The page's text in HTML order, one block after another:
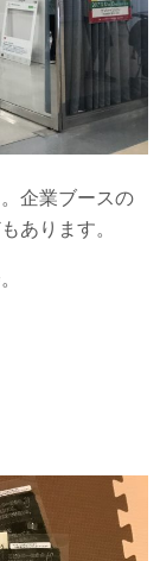
企業ブースの
あります。